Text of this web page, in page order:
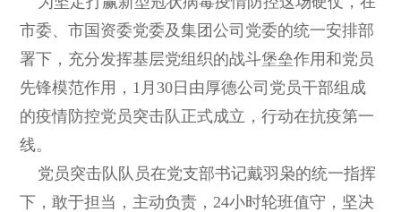
市委、市国资委党委及集团公司党委的统一安排部
署下，充分发挥基层党组织的战斗堡垒作用和党员
先锋模范作用，1月30日由厚德公司党员干部组成
的疫情防控党员突击队正式成立，行动在抗疫第一
线。
党员突击队队员在党支部书记戴羽枭的统一指挥
下，敢于担当，主动负责，24小时轮班值守，坚决